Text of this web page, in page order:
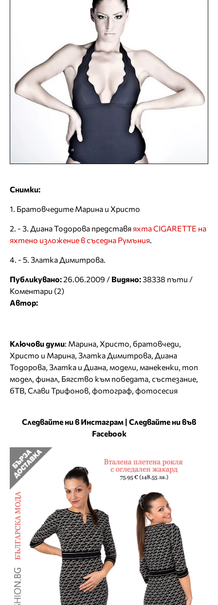
Снимки:
1. Братовчедите Марина и Христо
2. - 3. Диaна Тодорова представяяхта CIGARETTE на
яхтено изложение в съседна Румъния
4. - 5. Златка Димитрова.
Публикувано:26.06.2009 / Видяно: 38338 пъти /
Коментари (2)
Автор:
Ключови думи: Марина Христо братовчеди
Христо и Марина Златка Димитрова Диaна
Тодорова Златка и Диана модели манекенки топ
модел финал Бягство към победата състезание
бТВ Слави Трифонов фотограф фотосесия
Следвайте ни в Инстаграм | Следвайте ни във
Facebook